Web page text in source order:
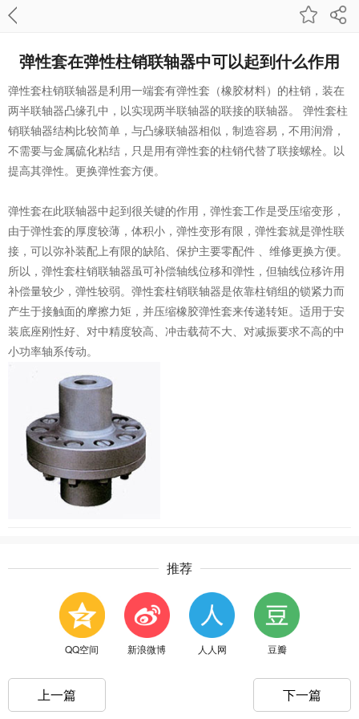
弹性套在弹性柱销联轴器中可以起到什么作用
弹性套柱销联轴器是利用一端套有弹性套（橡胶材料）的柱销，装在
两半联轴器凸缘孔中，以实现两半联轴器的联接的联轴器。 弹性套柱
销联轴器结构比较简单，与凸缘联轴器相似，制造容易，不用润滑，
不需要与金属硫化粘结，只是用有弹性套的柱销代替了联接螺栓。以
提高其弹性。更换弹性套方便。
弹性套在此联轴器中起到很关键的作用，弹性套工作是受压缩变形，
由于弹性套的厚度较薄，体积小，弹性变形有限，弹性套就是弹性联
接，可以弥补装配上有限的缺陷、保护主要零配件 、维修更换方便。
所以，弹性套柱销联轴器虽可补偿轴线位移和弹性，但轴线位移许用
补偿量较少，弹性较弱。弹性套柱销联轴器是依靠柱销组的锁紧力而
产生于接触面的摩擦力矩，并压缩橡胶弹性套来传递转矩。适用于安
装底座刚性好、对中精度较高、冲击载荷不大、对减振要求不高的中
小功率轴系传动。
推荐
QQ空间 新浪微博 人人网 豆瓣
上一篇 下一篇